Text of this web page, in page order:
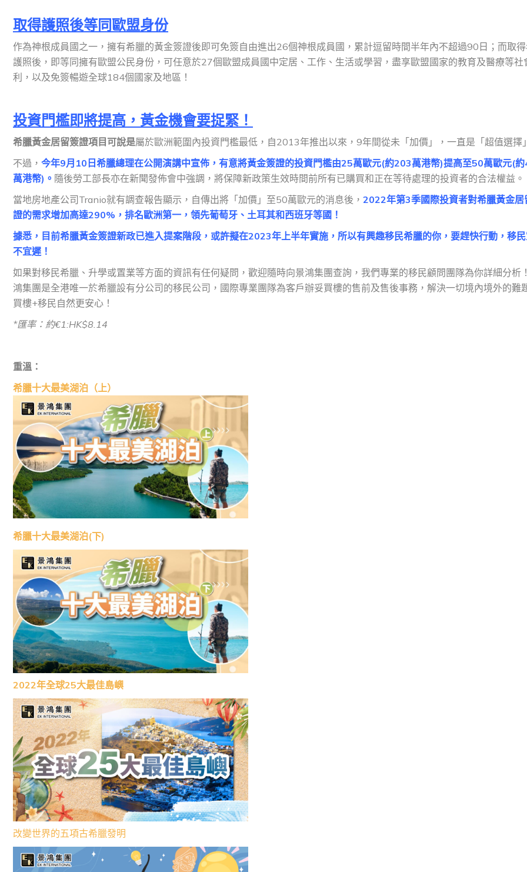
取得護照後等同歐盟身份
作為神根成員國之一，擁有希臘的黃金簽證後即可免簽自由進出26個神根成員國，累計逗留時間半年內不超過90日；而取
護照後，即等同擁有歐盟公民身份，可任意於27個歐盟成員國中定居、工作、生活或學習，盡享歐盟國家的教育及醫療等社
利，以及免簽暢遊全球184個國家及地區！
投資門檻即將提高，黃金機會要捉緊！
希臘黃金居留簽證項目可說是屬於歐洲範圍內投資門檻最低，自2013年推出以來，9年間從未「加價」，一直是「超值選擇
不過， 今年9月10日希臘總理在公開演講中宣佈，有意將黃金簽證的投資門檻由25萬歐元(約203萬港幣)提高至50萬歐元(
萬港幣)。 隨後勞工部長亦在新聞發佈會中強調，將保障新政策生效時間前所有已購買和正在等待處理的投資者的合法權益。
當地房地產公司Tranio就有調查報告顯示，自傳出將「加價」至50萬歐元的消息後， 2022年第3季國際投資者對希臘黃金居
證的需求增加高達290%，排名歐洲第一，領先葡萄牙、土耳其和西班牙等國！
據悉，目前希臘黃金簽證新政已進入提案階段，或許擬在2023年上半年實施，所以有興趣移民希臘的你，要趕快行動，移
不宜遲！
如果對移民希臘、升學或置業等方面的資訊有任何疑問，歡迎隨時向景鴻集團查詢，我們專業的移民顧問團隊為你詳細分析
鴻集團是全港唯一於希臘設有分公司的移民公司，國際專業團隊為客戶辦妥買樓的售前及售後事務，解決一切境內境外的難
買樓+移民自然更安心！
*匯率：約€1:HK$8.14
重溫：
希臘十大最美湖泊（上）
希臘十大最美湖泊(下)
2022年全球25大最佳島嶼
改變世界的五項古希臘發明